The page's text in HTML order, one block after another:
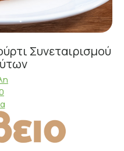
Συνεταιρισμού